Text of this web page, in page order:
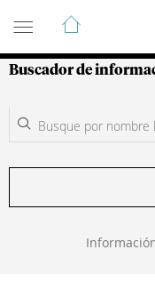
Guía de
Buscador de